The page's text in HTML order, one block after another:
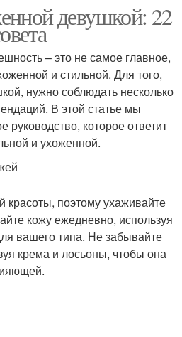
девушкой: 22
– это не самое главное,
и стильной. Для того,
нужно соблюдать несколько
В этой статье мы
руководство, которое ответит
и ухоженной.
красоты, поэтому ухаживайте
кожу ежедневно, используя
вашего типа. Не забывайте
крема и лосьоны, чтобы она